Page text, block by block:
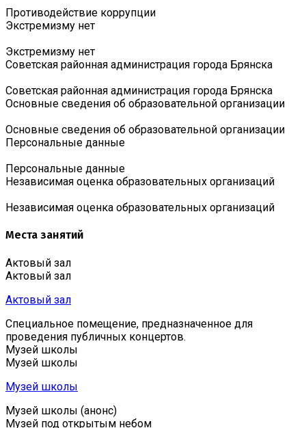
Противодействие коррупции
Экстремизму нет
Экстремизму нет
Советская районная администрация города Брянска
Советская районная администрация города Брянска
Основные сведения об образовательной организации
Основные сведения об образовательной организации
Персональные данные
Персональные данные
Независимая оценка образовательных организаций
Независимая оценка образовательных организаций
Места занятий
Актовый зал
Актовый зал
Актовый зал
Специальное помещение, предназначенное для
проведения публичных концертов.
Музей школы
Музей школы
Музей школы
Музей школы (анонс)
Музей под открытым небом